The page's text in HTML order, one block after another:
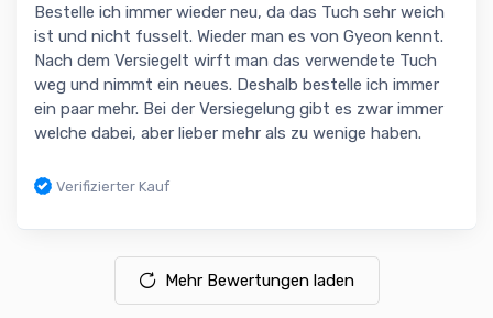
Bestelle ich immer wieder neu, da das Tuch sehr weich
ist und nicht fusselt. Wieder man es von Gyeon kennt.
Nach dem Versiegelt wirft man das verwendete Tuch
weg und nimmt ein neues. Deshalb bestelle ich immer
ein paar mehr. Bei der Versiegelung gibt es zwar immer
welche dabei, aber lieber mehr als zu wenige haben.
Verifizierter Kauf
Mehr Bewertungen laden